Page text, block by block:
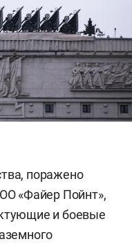
поражено
«Файер Пойнт»,
и боевые